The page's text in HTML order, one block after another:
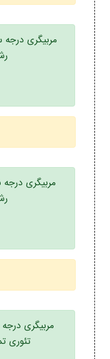
مربیگری
مربیگری
مربیگری
تئوری